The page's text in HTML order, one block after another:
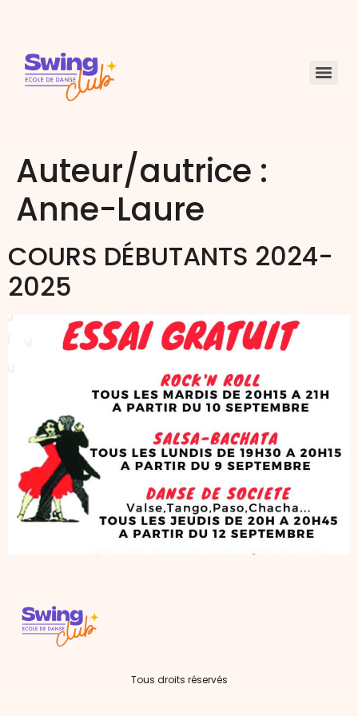
Auteur/autrice :
Anne-Laure
COURS DÉBUTANTS 2024-
2025
Tous droits réservés